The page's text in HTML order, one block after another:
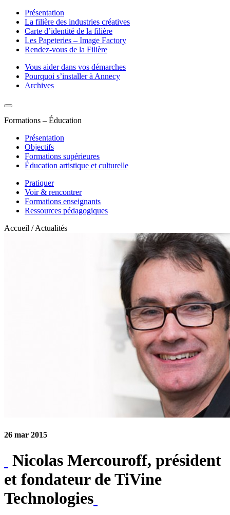
Présentation
La filière des industries créatives
Carte d’identité de la filière
Les Papeteries – Image Factory
Rendez-vous de la Filière
Vous aider dans vos démarches
Pourquoi s’installer à Annecy
Archives
Formations – Éducation
Présentation
Objectifs
Formations supérieures
Éducation artistique et culturelle
Pratiquer
Voir & rencontrer
Formations enseignants
Ressources pédagogiques
Accueil / Actualités
26 mar 2015
Nicolas Mercouroff, président
et fondateur de TiVine
Technologies